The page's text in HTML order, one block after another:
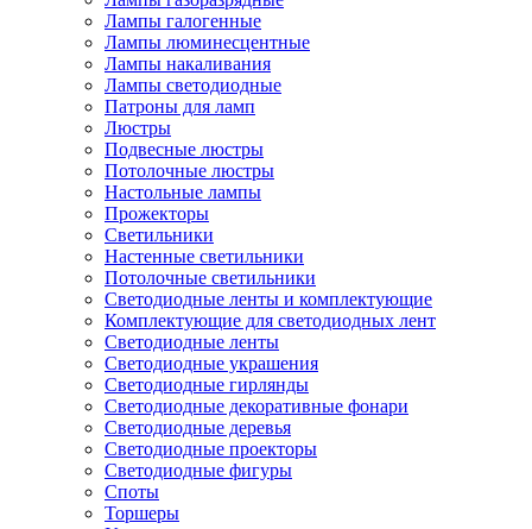
Лампы галогенные
Лампы люминесцентные
Лампы накаливания
Лампы светодиодные
Патроны для ламп
Люстры
Подвесные люстры
Потолочные люстры
Настольные лампы
Прожекторы
Светильники
Настенные светильники
Потолочные светильники
Светодиодные ленты и комплектующие
Комплектующие для светодиодных лент
Светодиодные ленты
Светодиодные украшения
Светодиодные гирлянды
Светодиодные декоративные фонари
Светодиодные деревья
Светодиодные проекторы
Светодиодные фигуры
Споты
Торшеры